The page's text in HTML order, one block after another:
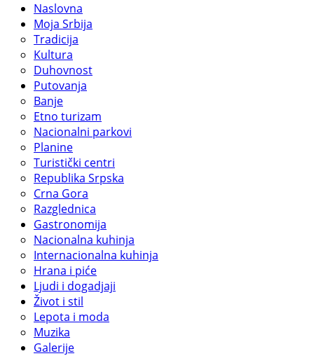
Naslovna
Moja Srbija
Tradicija
Kultura
Duhovnost
Putovanja
Banje
Etno turizam
Nacionalni parkovi
Planine
Turistički centri
Republika Srpska
Crna Gora
Razglednica
Gastronomija
Nacionalna kuhinja
Internacionalna kuhinja
Hrana i piće
Ljudi i dogadjaji
Život i stil
Lepota i moda
Muzika
Galerije